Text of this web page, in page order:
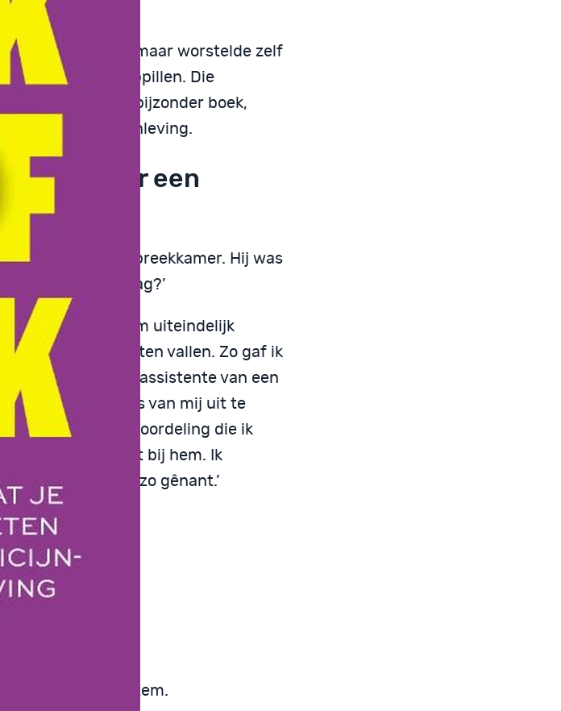
maar worstelde zelf
van slaappillen. Die
of stikken’ een bijzonder boek,
in onze samenleving.
weten over een
bij mij in mijn spreekkamer. Hij was
je nu per dag?’
hadden hem uiteindelijk
begon te laten vallen. Zo gaf ik
apotheek aan de assistente van een
meer. In plaats van mij uit te
De veroordeling die ik
kennelijk niet bij hem. Ik
te zeggen. Het is zo gênant.’
hij.
waarheid.
langzaam in zijn stem.